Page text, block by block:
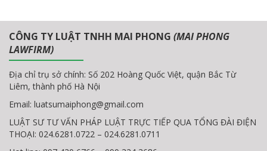
CÔNG TY LUẬT TNHH MAI PHONG (MAI PHONG
LAWFIRM)
Địa chỉ trụ sở chính: Số 202 Hoàng Quốc Việt, quận Bắc Từ
Liêm, thành phố Hà Nội
Email: luatsumaiphong@gmail.com
LUẬT SƯ TƯ VẤN PHÁP LUẬT TRỰC TIẾP QUA TỔNG ĐÀI ĐIỆN
THOẠI: 024.6281.0722 – 024.6281.0711